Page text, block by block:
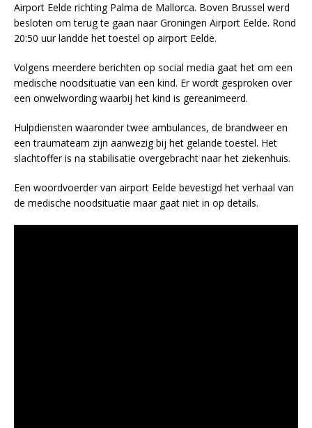
Airport Eelde richting Palma de Mallorca. Boven Brussel werd
besloten om terug te gaan naar Groningen Airport Eelde. Rond
20:50 uur landde het toestel op airport Eelde.
Volgens meerdere berichten op social media gaat het om een
medische noodsituatie van een kind. Er wordt gesproken over
een onwelwording waarbij het kind is gereanimeerd.
Hulpdiensten waaronder twee ambulances, de brandweer en
een traumateam zijn aanwezig bij het gelande toestel. Het
slachtoffer is na stabilisatie overgebracht naar het ziekenhuis.
Een woordvoerder van airport Eelde bevestigd het verhaal van
de medische noodsituatie maar gaat niet in op details.